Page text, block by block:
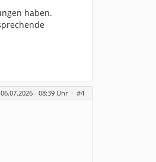
haben.
06.07.2026 - 08:39 Uhr · #4